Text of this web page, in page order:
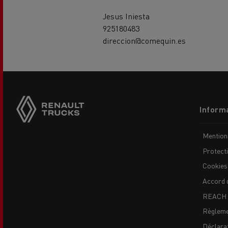
USED TRUCKS BY RENAULT
Jesus Iniesta
925180483
direccion@comequin.es
buttons
menu
Cookies
Accord
REACH